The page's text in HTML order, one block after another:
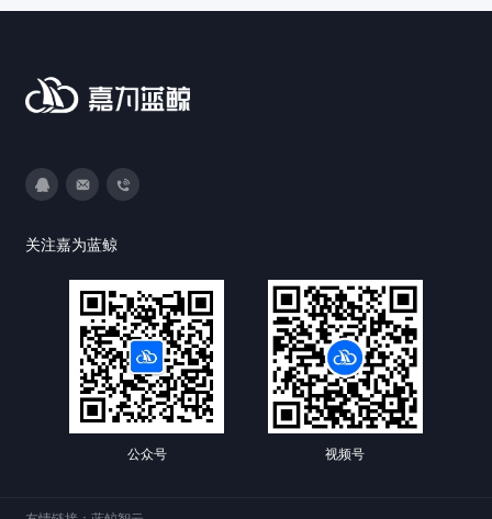
关注嘉为蓝鲸
公众号 视频号